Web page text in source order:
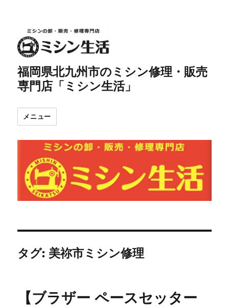
福岡県北九州市のミシン修理・販売
専門店「ミシン生活」
メニュー
タグ: 美祢市ミシン修理
【ブラザー ペースセッター